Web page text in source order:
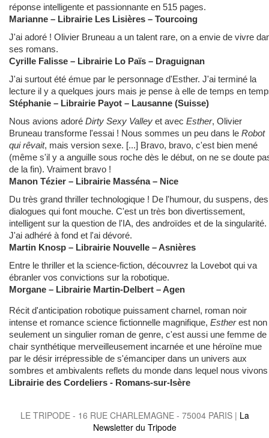
réponse intelligente et passionnante en 515 pages.
Marianne – Librairie Les Lisières – Tourcoing
J'ai adoré ! Olivier Bruneau a un talent rare, on a envie de vivre
ses romans.
Cyrille Falisse – Librairie Lo Païs – Draguignan
J'ai surtout été émue par le personnage d'Esther. J'ai terminé la
lecture il y a quelques jours mais je pense à elle de temps en
Stéphanie – Librairie Payot – Lausanne (Suisse)
Nous avions adoré Dirty Sexy Valley et avec Esther, Olivier
Bruneau transforme l'essai ! Nous sommes un peu dans le Robot
qui rêvait, mais version sexe. [...] Bravo, bravo, c'est bien mené
(même s'il y a anguille sous roche dès le début, on ne se doute
de la fin). Vraiment bravo !
Manon Tézier – Librairie Masséna – Nice
Du très grand thriller technologique ! De l'humour, du suspens, des
dialogues qui font mouche. C'est un très bon divertissement,
intelligent sur la question de l'IA, des androïdes et de la singularité.
J'ai adhéré à fond et l'ai dévoré.
Martin Knosp – Librairie Nouvelle – Asnières
Entre le thriller et la science-fiction, découvrez la Lovebot qui va
ébranler vos convictions sur la robotique.
Morgane – Librairie Martin-Delbert – Agen
Récit d'anticipation robotique puissament charnel, roman noir
intense et romance science fictionnelle magnifique, Estherest non
seulement un singulier roman de genre, c'est aussi une femme de
chair synthétique merveilleusement incarnée et une héroïne mue
par le désir irrépressible de s'émanciper dans un univers aux
sombres et ambivalents reflets du monde dans lequel nous
Librairie des Cordeliers - Romans-sur-Isère
LE TRIPODE - 16 RUE CHARLEMAGNE - 75004 PARIS | La
Newsletter du Tripode